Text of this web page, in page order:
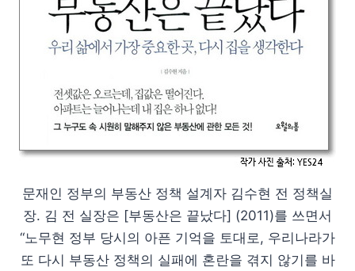
문재인 정부의 부동산 정책 설계자 김수현 전 정책실
장. 김 전 실장은 [부동산은 끝났다] (2011)를 쓰면서
“노무현 정부 당시의 아픈 기억을 토대로, 우리나라가
또 다시 부동산 정책의 실패에 혼란을 겪지 않기를 바